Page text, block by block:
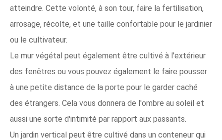
atteindre. Cette volonté, à son tour, faire la fertilisation,
arrosage, récolte, et une taille confortable pour le jardinier
ou le cultivateur.
Le mur végétal peut également être cultivé à l'extérieur
des fenêtres ou vous pouvez également le faire pousser
à une petite distance de la porte pour le garder caché
des étrangers. Cela vous donnera de l'ombre au soleil et
aussi une sorte d'intimité par rapport aux passants.
Un jardin vertical peut être cultivé dans un conteneur qui